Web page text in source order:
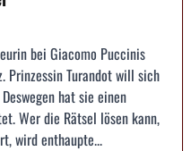
bei Giacomo Puccinis
Prinzessin Turandot will sich
hat sie einen
Wer die Rätsel lösen kann,
wird enthaupte...